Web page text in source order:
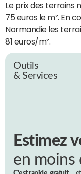
Le prix des terrains
75 euros le m². En
Normandie les
81 euros/m².
Outils
& Services
Estimez
en moins